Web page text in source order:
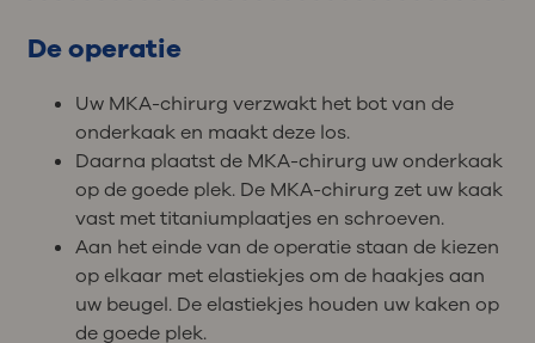
De operatie
Uw MKA-chirurg verzwakt het bot van de
onderkaak en maakt deze los.
Daarna plaatst de MKA-chirurg uw onderkaak
op de goede plek. De MKA-chirurg zet uw kaak
vast met titaniumplaatjes en schroeven.
Aan het einde van de operatie staan de kiezen
op elkaar met elastiekjes om de haakjes aan
uw beugel. De elastiekjes houden uw kaken op
de goede plek.